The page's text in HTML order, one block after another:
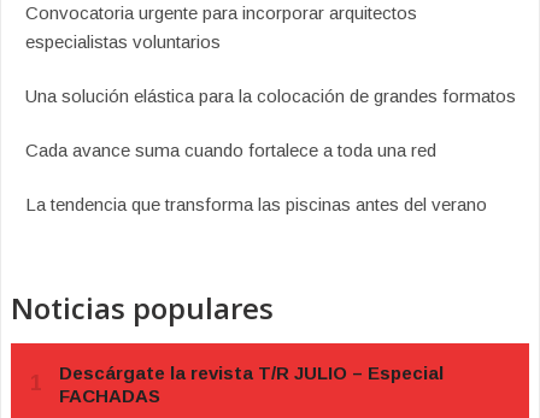
Convocatoria urgente para incorporar arquitectos
especialistas voluntarios
Una solución elástica para la colocación de grandes formatos
Cada avance suma cuando fortalece a toda una red
La tendencia que transforma las piscinas antes del verano
Noticias populares